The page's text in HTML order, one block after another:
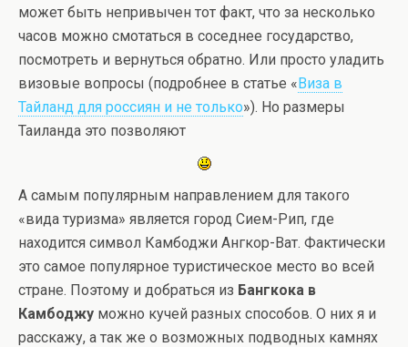
может быть непривычен тот факт, что за несколько
часов можно смотаться в соседнее государство,
посмотреть и вернуться обратно. Или просто уладить
визовые вопросы (подробнее в статье «Виза в
Тайланд для россиян и не только»). Но размеры
Таиланда это позволяют
А самым популярным направлением для такого
«вида туризма» является город Сием-Рип, где
находится символ Камбоджи Ангкор-Ват. Фактически
это самое популярное туристическое место во всей
стране. Поэтому и добраться из Бангкока в
Камбоджу можно кучей разных способов. О них я и
расскажу, а так же о возможных подводных камнях